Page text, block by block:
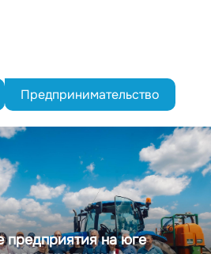
Предпринимательство
предприятия на юге